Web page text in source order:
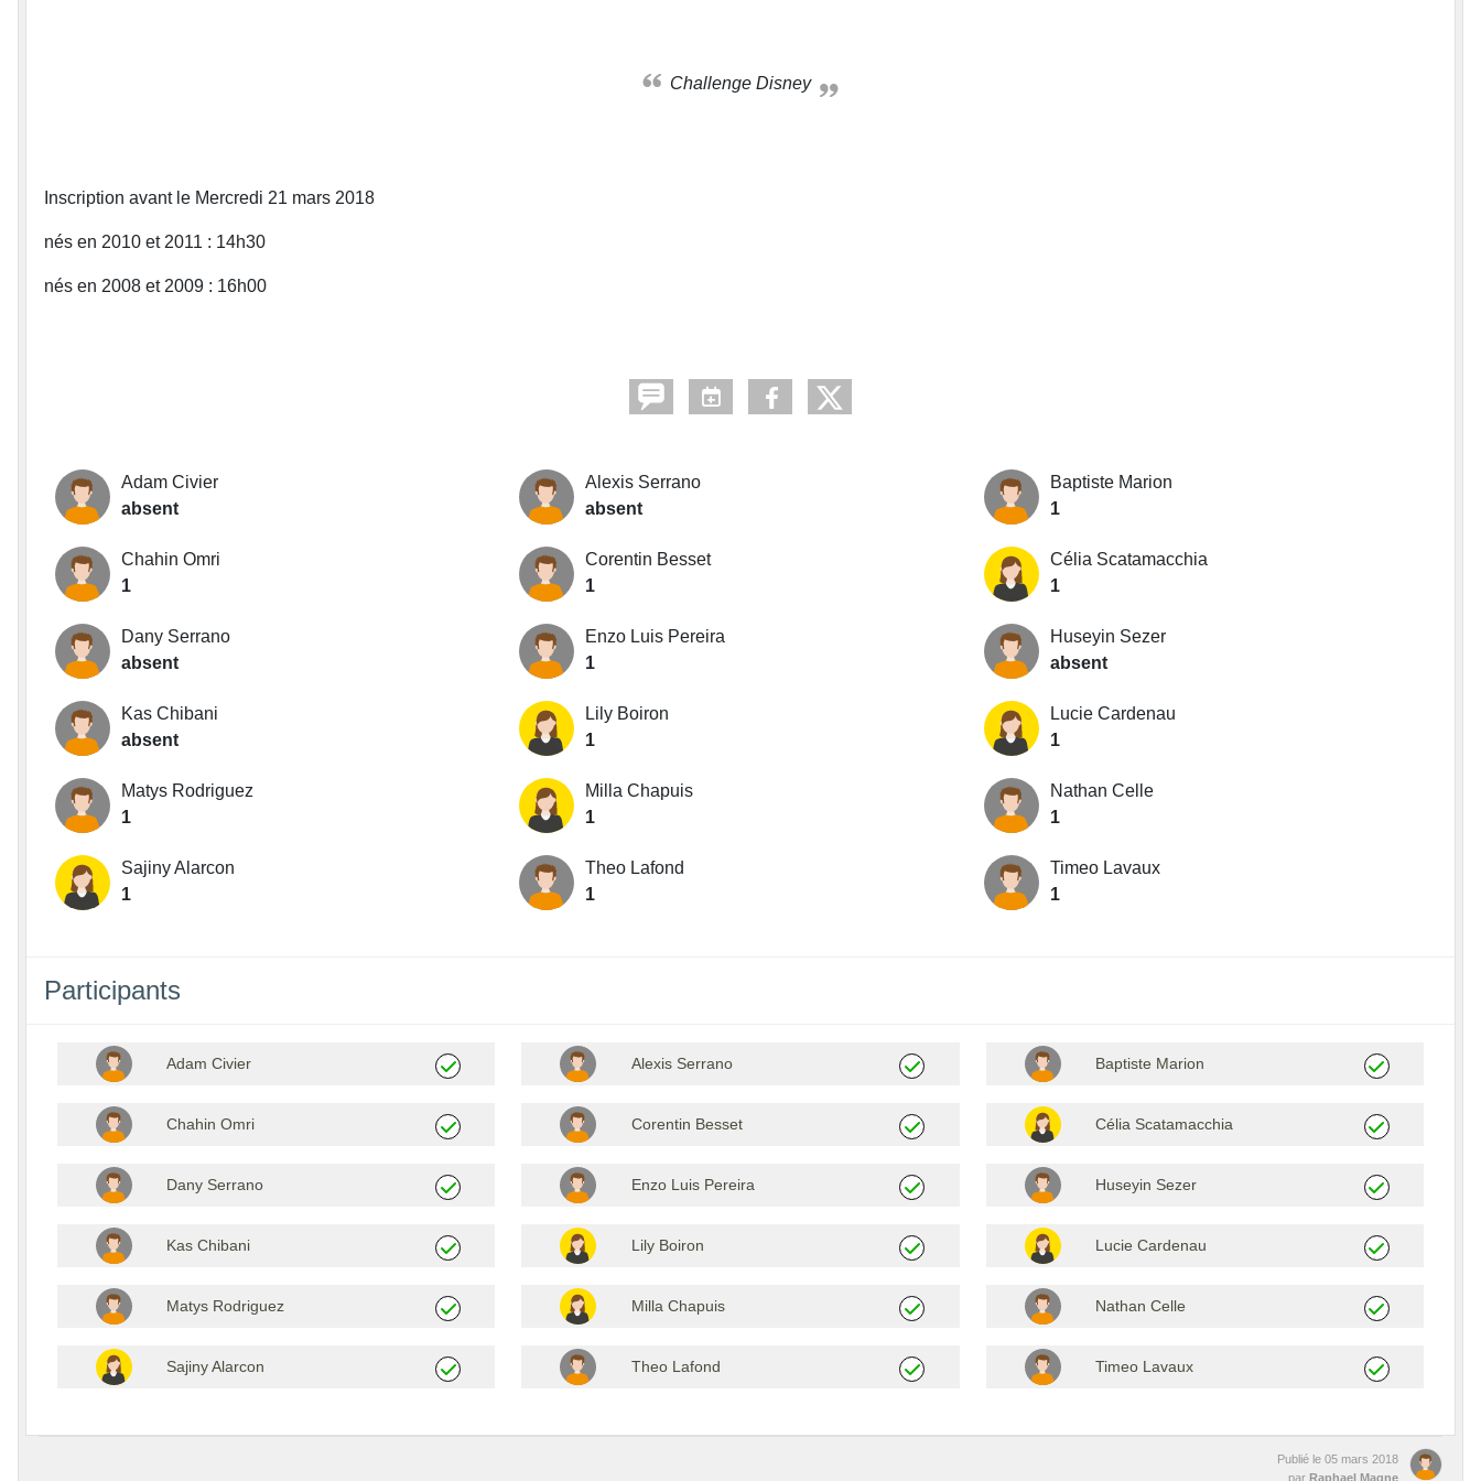
Challenge Disney
Inscription avant le Mercredi 21 mars 2018
nés en 2010 et 2011 : 14h30
nés en 2008 et 2009 : 16h00
Adam Civier
absent
Alexis Serrano
absent
Baptiste Marion
1
Chahin Omri
1
Corentin Besset
1
Célia Scatamacchia
1
Dany Serrano
absent
Enzo Luis Pereira
1
Huseyin Sezer
absent
Kas Chibani
absent
Lily Boiron
1
Lucie Cardenau
1
Matys Rodriguez
1
Milla Chapuis
1
Nathan Celle
1
Sajiny Alarcon
1
Theo Lafond
1
Timeo Lavaux
1
Participants
Adam Civier Alexis Serrano Baptiste Marion
Chahin Omri Corentin Besset Célia Scatamacchia
Dany Serrano Enzo Luis Pereira Huseyin Sezer
Kas Chibani Lily Boiron Lucie Cardenau
Matys Rodriguez Milla Chapuis Nathan Celle
Sajiny Alarcon Theo Lafond Timeo Lavaux
Publié le 05 mars 2018
par Raphael Magne